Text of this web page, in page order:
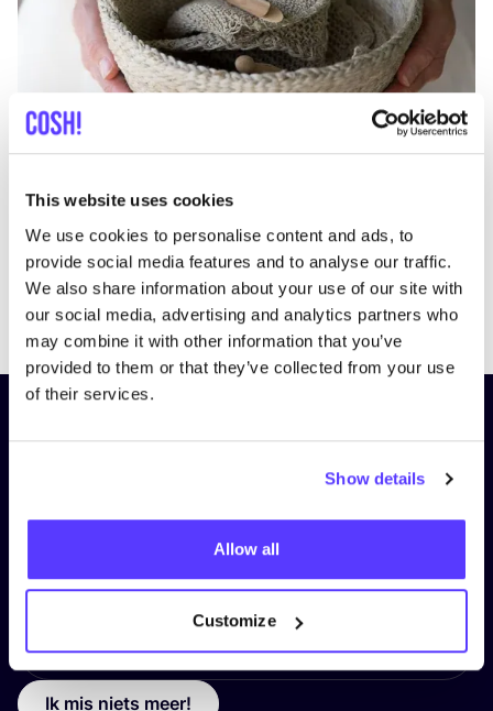
This website uses cookies
We use cookies to personalise content and ads, to
provide social media features and to analyse our traffic.
We also share information about your use of our site with
our social media, advertising and analytics partners who
may combine it with other information that you’ve
provided to them or that they’ve collected from your use
of their services.
Show details
Allow all
Customize
PreviousNext
Ik mis niets meer!